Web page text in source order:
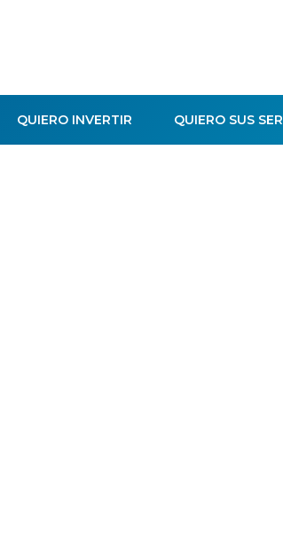
QUIERO INVERTIR QUIERO SUS